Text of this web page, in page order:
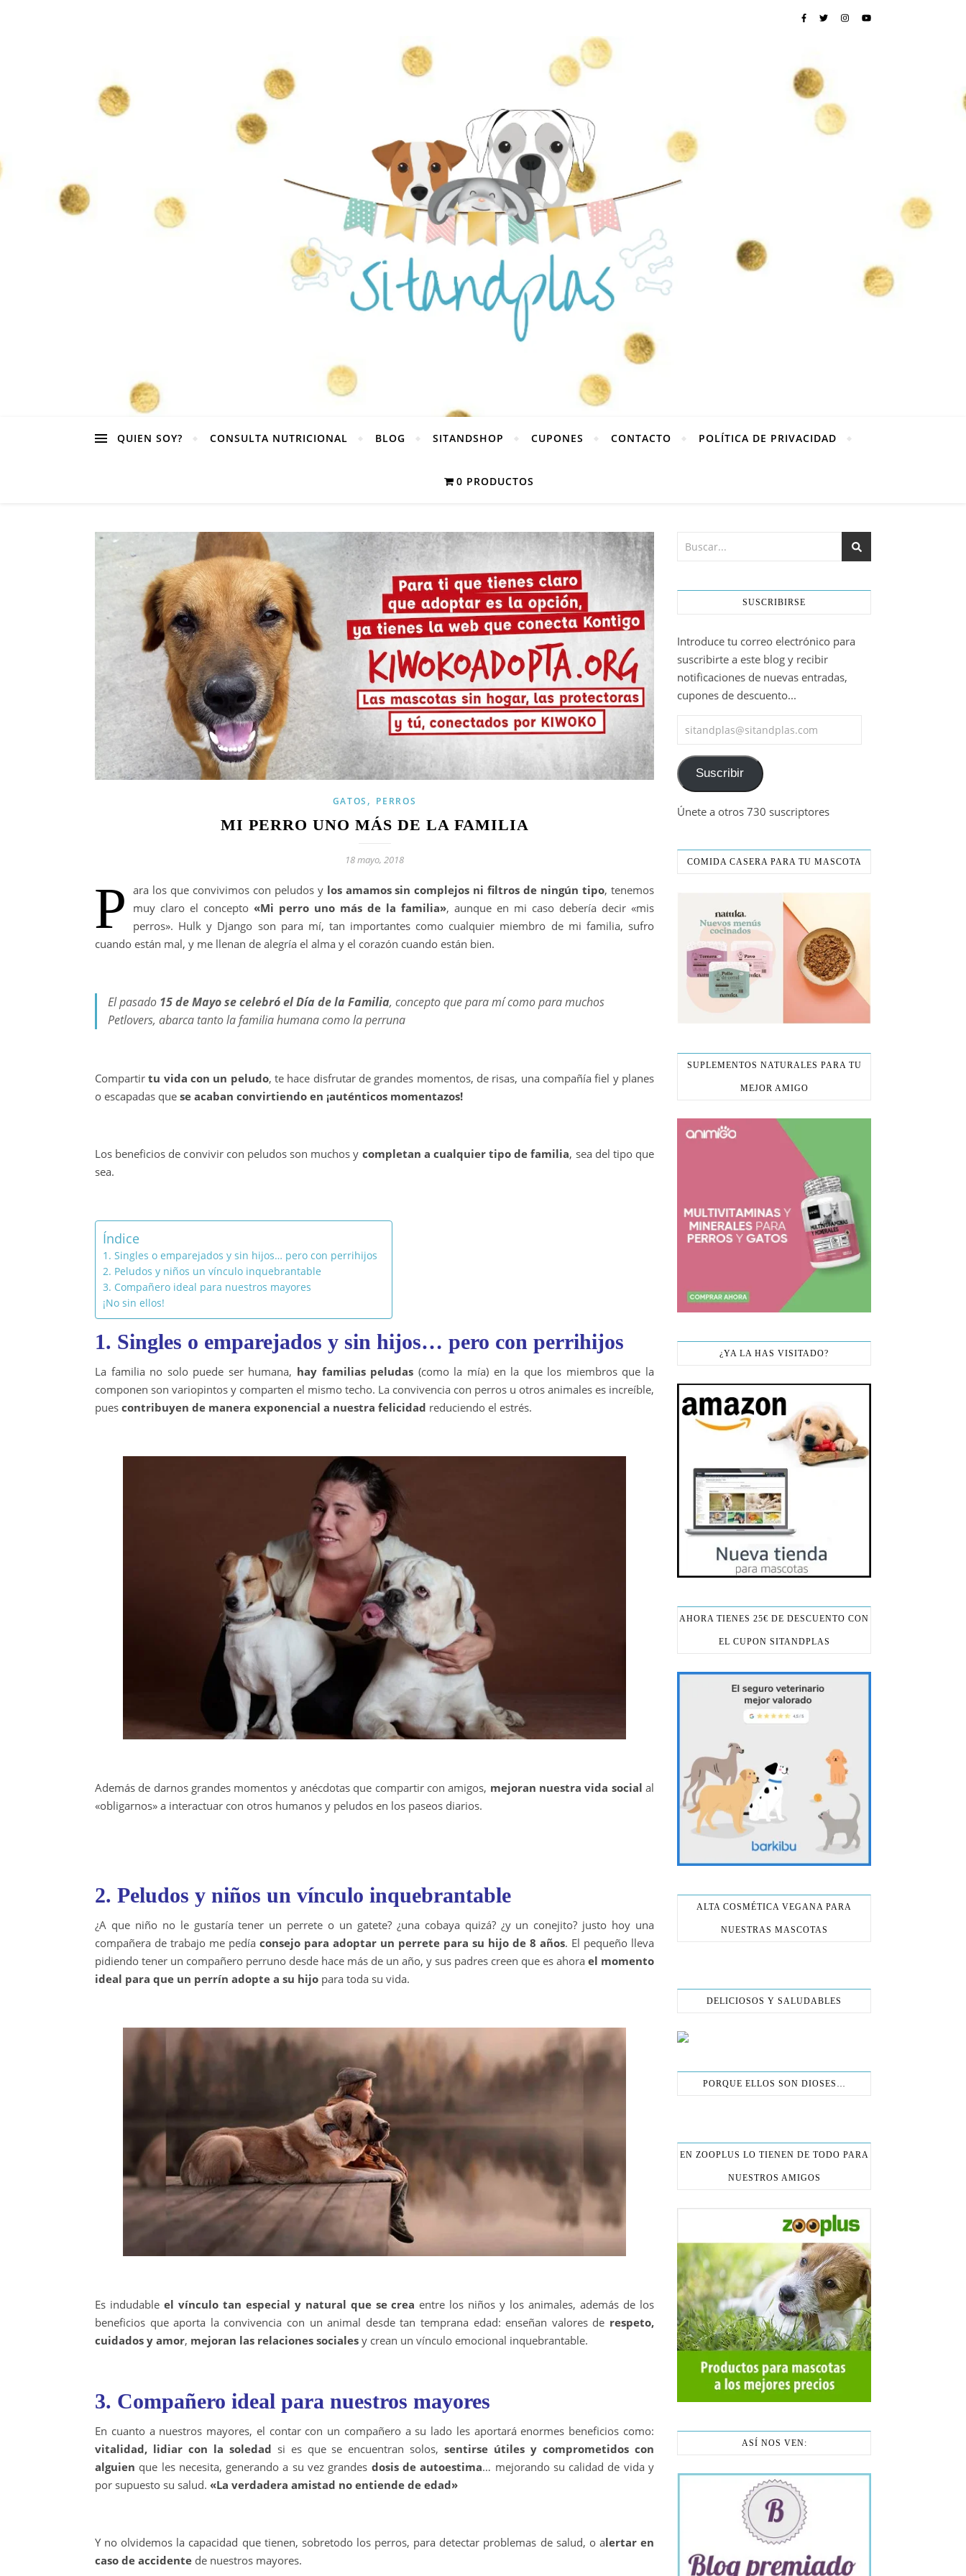
QUIEN SOY? CONSULTA NUTRICIONAL BLOG SITANDSHOP CUPONES CONTACTO POLÍTICA DE PRIVACIDAD
0 PRODUCTOS
GATOS , PERROS
MI PERRO UNO MÁS DE LA FAMILIA
18 mayo, 2018
P ara los que convivimos con peludos y los amamos sin complejos ni filtros de ningún tipo, tenemos
muy claro el concepto «Mi perro uno más de la familia», aunque en mi caso debería decir «mis
perros». Hulk y Django son para mí, tan importantes como cualquier miembro de mi familia, sufro
cuando están mal, y me llenan de alegría el alma y el corazón cuando están bien.
El pasado 15 de Mayo se celebró el Día de la Familia, concepto que para mí como para muchos
Petlovers, abarca tanto la familia humana como la perruna
Compartirtu vida con un peludo, te hace disfrutar de grandes momentos, de risas, una compañía fiel y planes
o escapadas que se acaban convirtiendo en ¡auténticos momentazos!
Los beneficios de convivir con peludos son muchos y completan a cualquier tipo de familia, sea del tipo que
sea.
Índice
1. Singles o emparejados y sin hijos… pero con perrihijos
2. Peludos y niños un vínculo inquebrantable
3. Compañero ideal para nuestros mayores
¡No sin ellos!
1. Singles o emparejados y sin hijos… pero con perrihijos
La familia no solo puede ser humana, hay familias peludas (como la mía) en la que los miembros que la
componen son variopintos y comparten el mismo techo. La convivencia con perros u otros animales es increíble,
pues contribuyen de manera exponencial a nuestra felicidad reduciendo el estrés.
Además de darnos grandes momentos y anécdotas que compartir con amigos, mejoran nuestra vida social al
«obligarnos» a interactuar con otros humanos y peludos en los paseos diarios.
2. Peludos y niños un vínculo inquebrantable
¿A que niño no le gustaría tener un perrete o un gatete? ¿una cobaya quizá? ¿y un conejito? justo hoy una
compañera de trabajo me pedía consejo para adoptar un perrete para su hijo de 8 años. El pequeño lleva
pidiendo tener un compañero perruno desde hace más de un año, y sus padres creen que es ahora el momento
ideal para que un perrín adopte a su hijo para toda su vida.
Es indudable el vínculo tan especial y natural que se crea entre los niños y los animales, además de los
beneficios que aporta la convivencia con un animal desde tan temprana edad: enseñan valores de respeto,
cuidados y amor, mejoran las relaciones sociales y crean un vínculo emocional inquebrantable.
3. Compañero ideal para nuestros mayores
En cuanto a nuestros mayores, el contar con un compañero a su lado les aportará enormes beneficios como:
vitalidad, lidiar con la soledad si es que se encuentran solos,sentirse útiles y comprometidos con
alguien que les necesita, generando a su vez grandes dosis de autoestima… mejorando su calidad de vida y
por supuesto su salud. «La verdadera amistad no entiende de edad»
Y no olvidemos la capacidad que tienen, sobretodo los perros, para detectar problemas de salud, o alertar en
caso de accidente de nuestros mayores.
SUSCRIBIRSE
Introduce tu correo electrónico para
suscribirte a este blog y recibir
notificaciones de nuevas entradas,
cupones de descuento...
sitandplas@sitandplas.com
Suscribir
Únete a otros 730 suscriptores
COMIDA CASERA PARA TU MASCOTA
SUPLEMENTOS NATURALES PARA TU
MEJOR AMIGO
¿YA LA HAS VISITADO?
AHORA TIENES 25€ DE DESCUENTO CON
EL CUPON SITANDPLAS
ALTA COSMÉTICA VEGANA PARA
NUESTRAS MASCOTAS
DELICIOSOS Y SALUDABLES
PORQUE ELLOS SON DIOSES…
EN ZOOPLUS LO TIENEN DE TODO PARA
NUESTROS AMIGOS
ASÍ NOS VEN: